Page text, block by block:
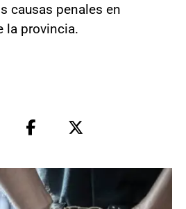
causas penales en
la provincia.